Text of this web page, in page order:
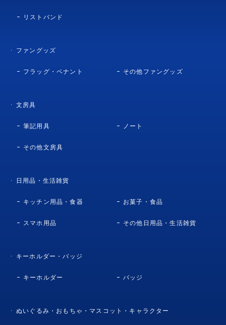
リストバンド
ファングッズ
フラッグ・ペナント その他ファングッズ
文房具
筆記用具 ノート
その他文房具
日用品・生活雑貨
キッチン用品・食器 お菓子・食品
スマホ用品 その他日用品・生活雑貨
キーホルダー・バッジ
キーホルダー バッジ
ぬいぐるみ・おもちゃ・マスコット・キャラクター